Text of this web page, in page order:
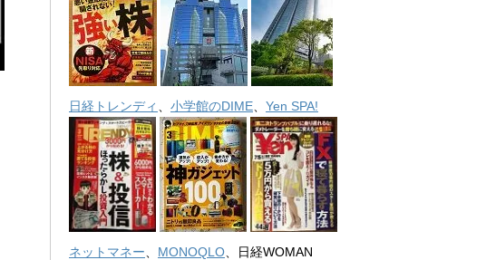
日経トレンディ 小学館のDIME Yen SPA!
ネットマネー MONOQLO 、日経WOMAN